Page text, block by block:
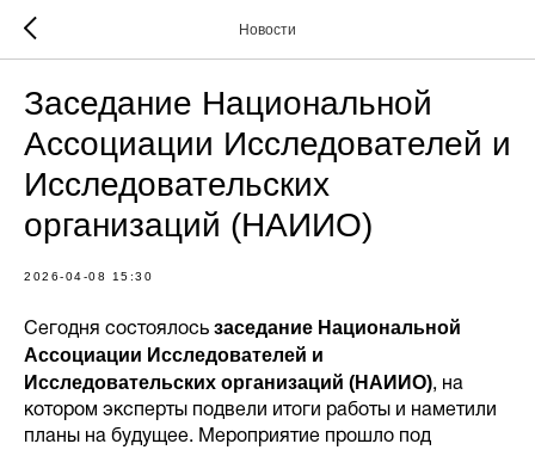
Новости
Заседание Национальной
Ассоциации Исследователей и
Исследовательских
организаций (НАИИО)
2026-04-08 15:30
Сегодня состоялось заседание Национальной
Ассоциации Исследователей и
Исследовательских организаций (НАИИО), на
котором эксперты подвели итоги работы и наметили
планы на будущее. Мероприятие прошло под